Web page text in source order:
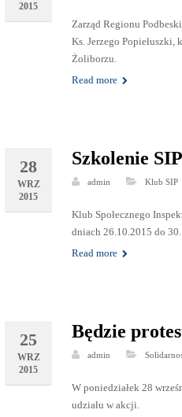
2015
Zarząd Regionu
Ks. Jerzego Popiełuszki,
Żoliborzu.
Read more
28
WRZ
2015
Szkolenie SIP
admin Klub SIP
Klub Społecznego
dniach 26.10.2015 do
Read more
25
WRZ
2015
Będzie
admin
W poniedziałek 28
udziału w akcji.